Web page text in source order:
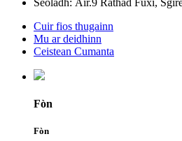
Cuir fios thugainn
Mu ar deidhinn
Ceistean Cumanta
Fòn
Fòn